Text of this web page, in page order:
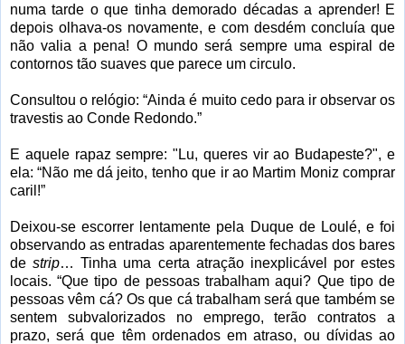
numa tarde o que tinha demorado décadas a aprender! E
depois olhava-os novamente, e com desdém concluía que
não valia a pena! O mundo será sempre uma espiral de
contornos tão suaves que parece um circulo.
Consultou o relógio: “Ainda é muito cedo para ir observar os
travestis ao Conde Redondo.”
E aquele rapaz sempre: "Lu, queres vir ao Budapeste?", e
ela: “Não me dá jeito, tenho que ir ao Martim Moniz comprar
caril!”
Deixou-se escorrer lentamente pela Duque de Loulé, e foi
observando as entradas aparentemente fechadas dos bares
destrip… Tinha uma certa atração inexplicável por estes
locais. “Que tipo de pessoas trabalham aqui? Que tipo de
pessoas vêm cá? Os que cá trabalham será que também se
sentem subvalorizados no emprego, terão contratos a
prazo, será que têm ordenados em atraso, ou dívidas ao